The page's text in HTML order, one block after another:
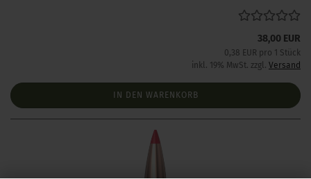
38,00 EUR
0,38 EUR pro 1 Stück
inkl. 19% MwSt. zzgl. Versand
IN DEN WARENKORB